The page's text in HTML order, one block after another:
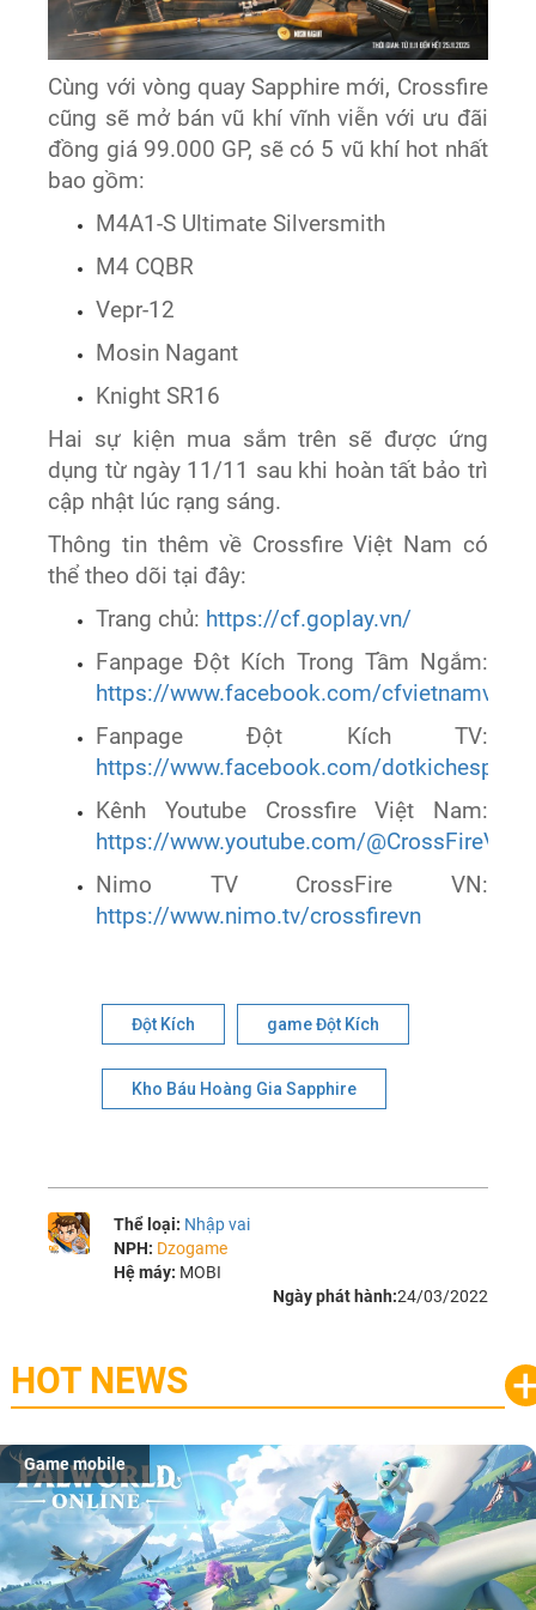
Cùng với vòng quay Sapphire mới, Crossfire
cũng sẽ mở bán vũ khí vĩnh viễn với ưu đãi
đồng giá 99.000 GP, sẽ có 5 vũ khí hot nhất
bao gồm:
M4A1-S Ultimate Silversmith
M4 CQBR
Vepr-12
Mosin Nagant
Knight SR16
Hai sự kiện mua sắm trên sẽ được ứng
dụng từ ngày 11/11 sau khi hoàn tất bảo trì
cập nhật lúc rạng sáng.
Thông tin thêm về Crossfire Việt Nam có
thể theo dõi tại đây:
Trang chủ: https://cf.goplay.vn/
Fanpage Đột Kích Trong Tầm Ngắm:
https://www.facebook.com/cfvietnamvtc
Fanpage Đột Kích TV:
https://www.facebook.com/
Kênh Youtube Crossfire Việt Nam:
https://www.youtube.com/
Nimo TV CrossFire VN:
https://www.nimo.tv/crossfirevn
Đột Kích game Đột Kích
Kho Báu Hoàng Gia Sapphire
Thể loại: Nhập vai
NPH: Dzogame
Hệ máy: MOBI
Ngày phát hành:24/03/2022
HOT NEWS
Game mobile